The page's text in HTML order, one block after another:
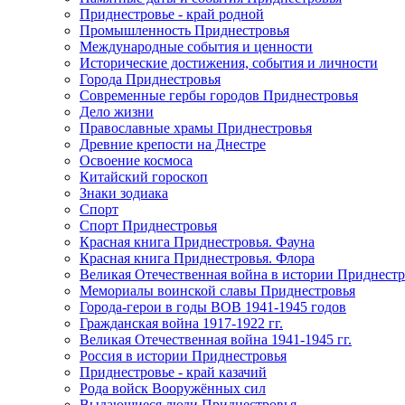
Приднестровье - край родной
Промышленность Приднестровья
Международные события и ценности
Исторические достижения, события и личности
Города Приднестровья
Современные гербы городов Приднестровья
Дело жизни
Православные храмы Приднестровья
Древние крепости на Днестре
Освоение космоса
Китайский гороскоп
Знаки зодиака
Спорт
Спорт Приднестровья
Красная книга Приднестровья. Фауна
Красная книга Приднестровья. Флора
Великая Отечественная война в истории
Мемориалы воинской славы Приднестровья
Города-герои в годы ВОВ 1941-1945 годов
Гражданская война 1917-1922 гг.
Великая Отечественная война 1941-1945 гг.
Россия в истории Приднестровья
Приднестровье - край казачий
Рода войск Вооружённых сил